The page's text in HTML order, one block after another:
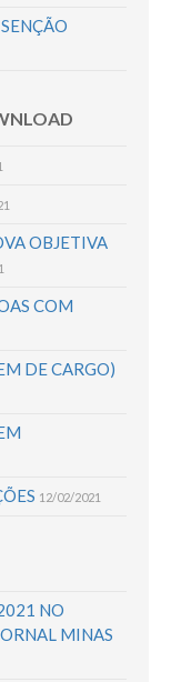
OBJETIVA
COM
DE CARGO)
12/02/2021
NO
MINAS